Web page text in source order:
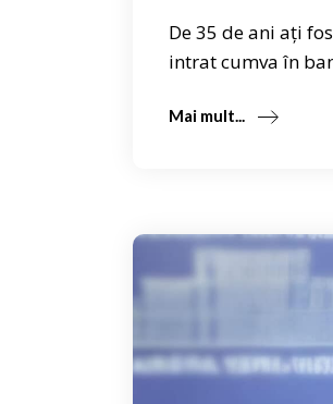
De 35 de ani ați
intrat cumva în
Mai mult...